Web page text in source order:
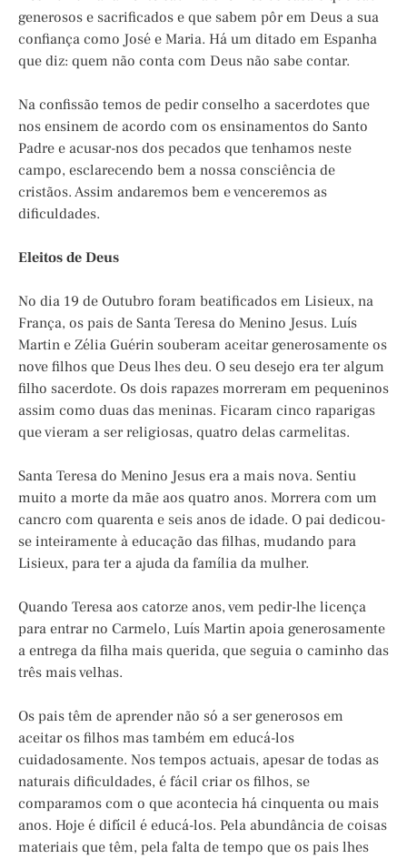
generosos e sacrificados e que sabem pôr em Deus a sua
confiança como José e Maria. Há um ditado em Espanha
que diz: quem não conta com Deus não sabe contar.
Na confissão temos de pedir conselho a sacerdotes que
nos ensinem de acordo com os ensinamentos do Santo
Padre e acusar-nos dos pecados que tenhamos neste
campo, esclarecendo bem a nossa consciência de
cristãos. Assim andaremos bem e venceremos as
dificuldades.
Eleitos de Deus
No dia 19 de Outubro foram beatificados em Lisieux, na
França, os pais de Santa Teresa do Menino Jesus. Luís
Martin e Zélia Guérin souberam aceitar generosamente os
nove filhos que Deus lhes deu. O seu desejo era ter algum
filho sacerdote. Os dois rapazes morreram em pequeninos
assim como duas das meninas. Ficaram cinco raparigas
que vieram a ser religiosas, quatro delas carmelitas.
Santa Teresa do Menino Jesus era a mais nova. Sentiu
muito a morte da mãe aos quatro anos. Morrera com um
cancro com quarenta e seis anos de idade. O pai dedicou-
se inteiramente à educação das filhas, mudando para
Lisieux, para ter a ajuda da família da mulher.
Quando Teresa aos catorze anos, vem pedir-lhe licença
para entrar no Carmelo, Luís Martin apoia generosamente
a entrega da filha mais querida, que seguia o caminho das
três mais velhas.
Os pais têm de aprender não só a ser generosos em
aceitar os filhos mas também em educá-los
cuidadosamente. Nos tempos actuais, apesar de todas as
naturais dificuldades, é fácil criar os filhos, se
comparamos com o que acontecia há cinquenta ou mais
anos. Hoje é difícil é educá-los. Pela abundância de coisas
materiais que têm, pela falta de tempo que os pais lhes